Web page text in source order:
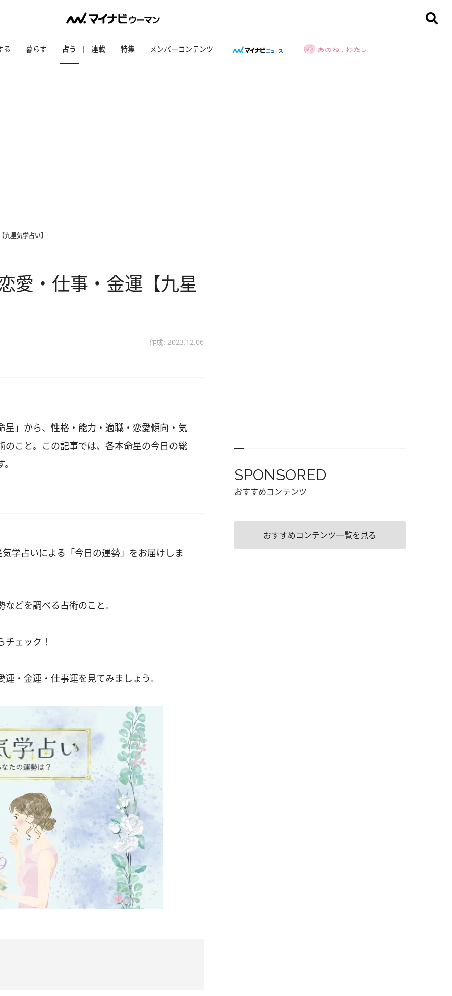
る 暮らす 占う 連載 特集 メンバーコンテンツ
星気学占い】
・仕事・金運【九星
作成: 2023.12.06
」から、性格・能力・適職・恋愛傾向・気
こと。この記事では、各本命星の今日の総
学占いによる「今日の運勢」をお届けしま
どを調べる占術のこと。
チェック！
・金運・仕事運を見てみましょう。
SPONSORED
おすすめコンテンツ
おすすめコンテンツ一覧を見る